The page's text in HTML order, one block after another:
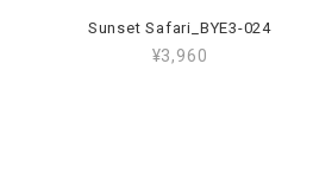
Sunset Safari_BYE3-024
¥3,960